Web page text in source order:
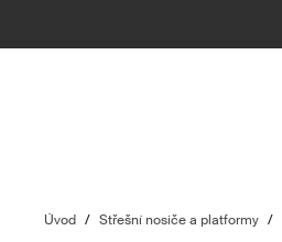
Úvod / Střešní nosiče a platformy /